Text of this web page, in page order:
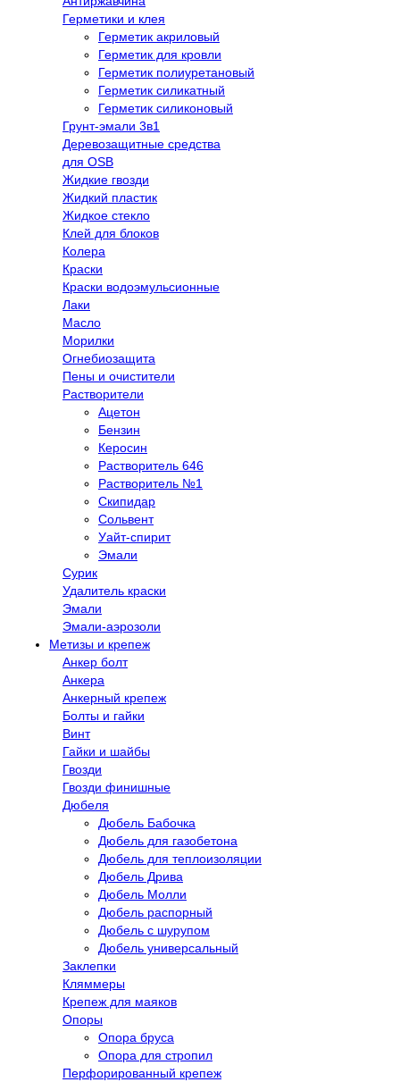
Герметики и клея
Герметик акриловый
Герметик для кровли
Герметик полиуретановый
Герметик силикатный
Герметик силиконовый
Грунт-эмали 3в1
Деревозащитные средства
для OSB
Жидкие гвозди
Жидкий пластик
Жидкое стекло
Клей для блоков
Колера
Краски
Краски водоэмульсионные
Лаки
Масло
Морилки
Огнебиозащита
Пены и очистители
Растворители
Ацетон
Бензин
Керосин
Растворитель 646
Растворитель №1
Скипидар
Сольвент
Уайт-спирит
Эмали
Сурик
Удалитель краски
Эмали
Эмали-аэрозоли
Метизы и крепеж
Анкер болт
Анкера
Анкерный крепеж
Болты и гайки
Винт
Гайки и шайбы
Гвозди
Гвозди финишные
Дюбеля
Дюбель Бабочка
Дюбель для газобетона
Дюбель для теплоизоляции
Дюбель Дрива
Дюбель Молли
Дюбель распорный
Дюбель с шурупом
Дюбель универсальный
Заклепки
Кляммеры
Крепеж для маяков
Опоры
Опора бруса
Опора для стропил
Перфорированный крепеж